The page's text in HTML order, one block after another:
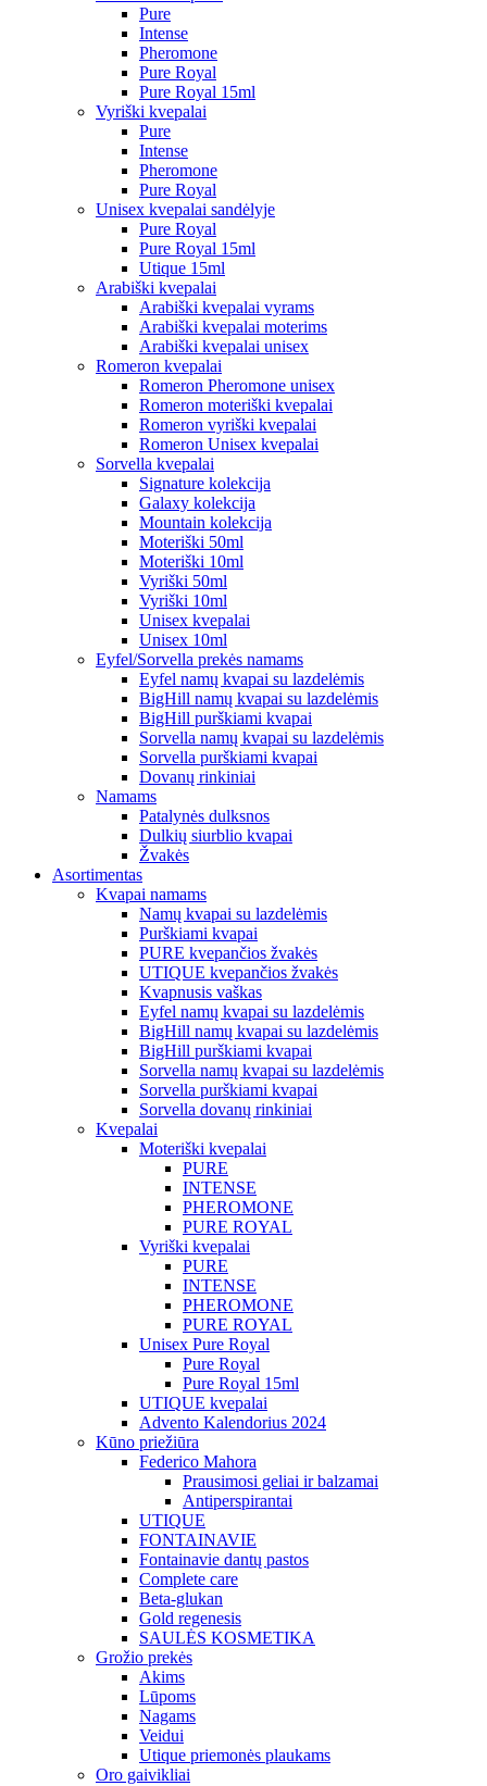
Pure
Intense
Pheromone
Pure Royal
Pure Royal 15ml
Vyriški kvepalai
Pure
Intense
Pheromone
Pure Royal
Unisex kvepalai sandėlyje
Pure Royal
Pure Royal 15ml
Utique 15ml
Arabiški kvepalai
Arabiški kvepalai vyrams
Arabiški kvepalai moterims
Arabiški kvepalai unisex
Romeron kvepalai
Romeron Pheromone unisex
Romeron moteriški kvepalai
Romeron vyriški kvepalai
Romeron Unisex kvepalai
Sorvella kvepalai
Signature kolekcija
Galaxy kolekcija
Mountain kolekcija
Moteriški 50ml
Moteriški 10ml
Vyriški 50ml
Vyriški 10ml
Unisex kvepalai
Unisex 10ml
Eyfel/Sorvella prekės namams
Eyfel namų kvapai su lazdelėmis
BigHill namų kvapai su lazdelėmis
BigHill purškiami kvapai
Sorvella namų kvapai su lazdelėmis
Sorvella purškiami kvapai
Dovanų rinkiniai
Namams
Patalynės dulksnos
Dulkių siurblio kvapai
Žvakės
Asortimentas
Kvapai namams
Namų kvapai su lazdelėmis
Purškiami kvapai
PURE kvepančios žvakės
UTIQUE kvepančios žvakės
Kvapnusis vaškas
Eyfel namų kvapai su lazdelėmis
BigHill namų kvapai su lazdelėmis
BigHill purškiami kvapai
Sorvella namų kvapai su lazdelėmis
Sorvella purškiami kvapai
Sorvella dovanų rinkiniai
Kvepalai
Moteriški kvepalai
PURE
INTENSE
PHEROMONE
PURE ROYAL
Vyriški kvepalai
PURE
INTENSE
PHEROMONE
PURE ROYAL
Unisex Pure Royal
Pure Royal
Pure Royal 15ml
UTIQUE kvepalai
Advento Kalendorius 2024
Kūno priežiūra
Federico Mahora
Prausimosi geliai ir balzamai
Antiperspirantai
UTIQUE
FONTAINAVIE
Fontainavie dantų pastos
Complete care
Beta-glukan
Gold regenesis
SAULĖS KOSMETIKA
Grožio prekės
Akims
Lūpoms
Nagams
Veidui
Utique priemonės plaukams
Oro gaivikliai